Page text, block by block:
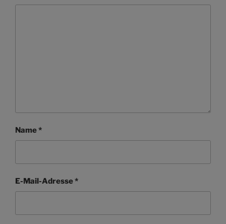
Name*
E-Mail-Adresse*